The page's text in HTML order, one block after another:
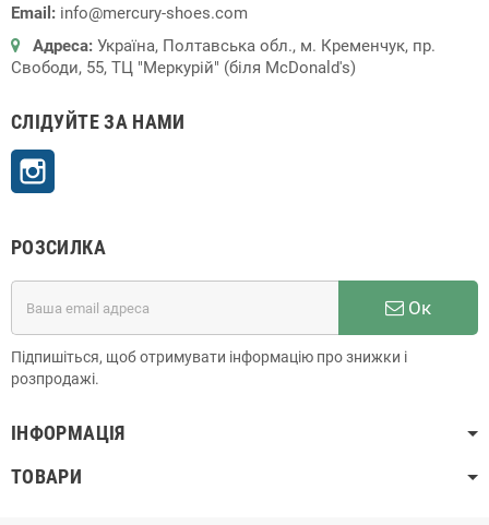
Email: info@mercury-shoes.com
Адреса: Україна, Полтавська обл., м. Кременчук, пр.
Свободи, 55, ТЦ "Меркурій" (біля McDonald's)
СЛІДУЙТЕ ЗА НАМИ
РОЗСИЛКА
Ок
Підпишіться, щоб отримувати інформацію про знижки і
розпродажі.
ІНФОРМАЦІЯ
ТОВАРИ